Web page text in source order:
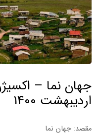
اردیبهشت 1400
مقصد: جهان نما